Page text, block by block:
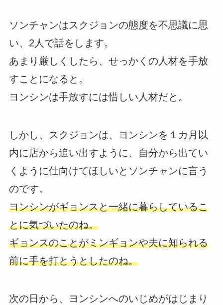
ソンチャンはスクジョンの態度を不思議に思
い、2人で話をします。
あまり厳しくしたら、せっかくの人材を手放
すことになると。
ヨンシンは手放すには惜しい人材だと。
しかし、スクジョンは、ヨンシンを１カ月以
内に店から追い出すように、自分から出てい
くように仕向けてほしいとソンチャンに言う
のです。
ヨンシンがギョンスと一緒に暮らしているこ
とに気づいたのね。
ギョンスのことがミンギョンや夫に知られる
前に手を打とうとしたのね。
次の日から、ヨンシンへのいじめがはじまり